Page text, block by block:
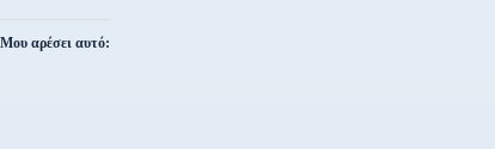
Μου αρέσει αυτό: